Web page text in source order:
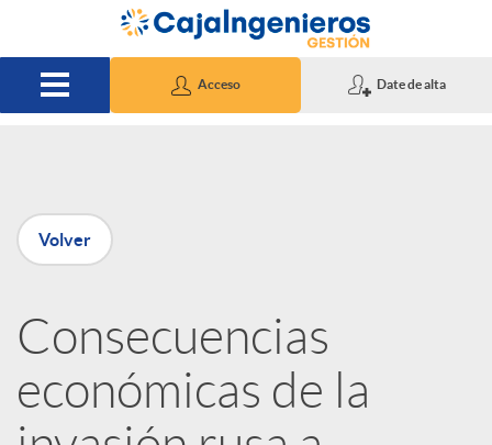
Saltar al contenido principal
Acceso Date de alta
P
u
b
l
Volver
Consecuencias
económicas de la